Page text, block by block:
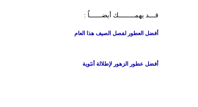
قـــد يهمــــــــك أيضــــــاُ :
أفضل العطور لفصل الصيف هذا العام
أفضل عطور الزهور لإطلالة أنثوية